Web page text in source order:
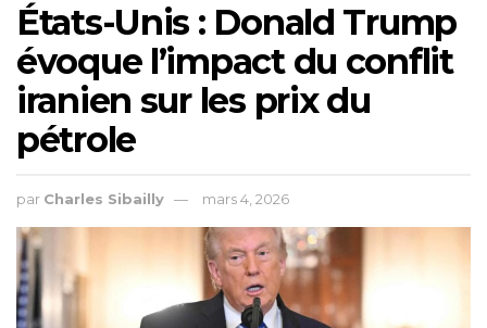
États-Unis : Donald Trump
évoque l’impact du conflit
iranien sur les prix du
pétrole
par Charles Sibailly mars 4, 2026